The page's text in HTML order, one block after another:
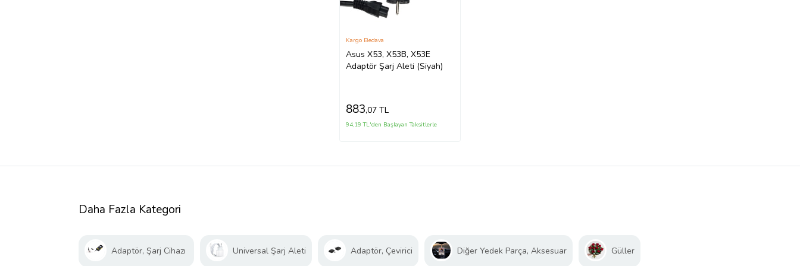
Asus X53, X53B, X53E
Adaptör Şarj Aleti (Siyah)
Kargo Bedava
883,07 TL
94,19 TL'den Başlayan Taksitlerle
Daha Fazla Kategori
Adaptör, Şarj Cihazı Universal Şarj Aleti Adaptör, Çevirici Diğer Yedek Parça, Aksesuar Güller